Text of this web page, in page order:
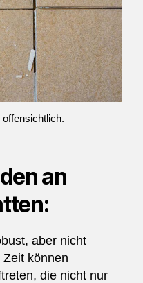
an
aber nicht
können
die nicht nur